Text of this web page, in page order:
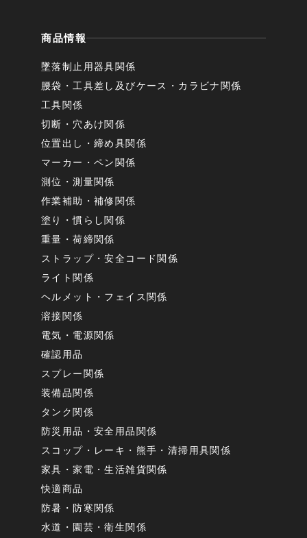
商品情報
墜落制止用器具関係
腰袋・工具差し及びケース・カラビナ関係
工具関係
切断・穴あけ関係
位置出し・締め具関係
マーカー・ペン関係
測位・測量関係
作業補助・補修関係
塗り・慣らし関係
重量・荷締関係
ストラップ・安全コード関係
ライト関係
ヘルメット・フェイス関係
溶接関係
電気・電源関係
確認用品
スプレー関係
装備品関係
タンク関係
防災用品・安全用品関係
スコップ・レーキ・熊手・清掃用具関係
家具・家電・生活雑貨関係
快適商品
防暑・防寒関係
水道・園芸・衛生関係